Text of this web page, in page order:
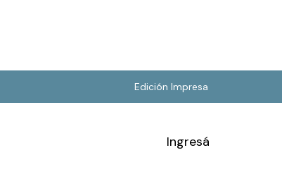
Edición Impresa
Ingresá